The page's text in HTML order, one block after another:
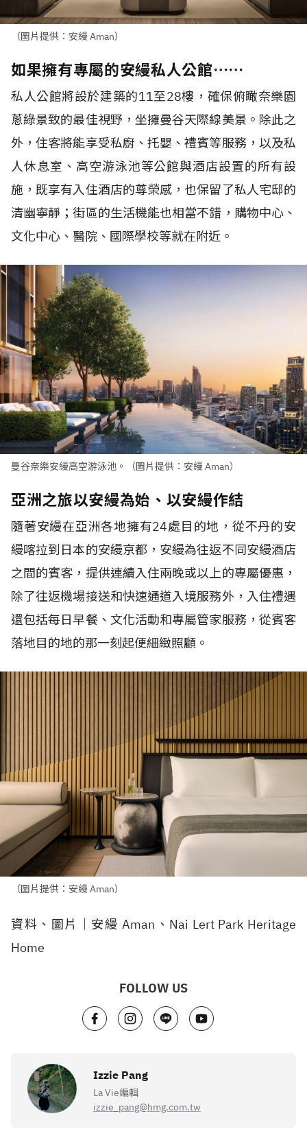
（圖片提供：安縵 Aman）
如果擁有專屬的安縵私人公館⋯⋯
私人公館將設於建築的11至28樓，確保俯瞰奈樂園
蔥綠景致的最佳視野，坐擁曼谷天際線美景。除此之
外，住客將能享受私廚、托嬰、禮賓等服務，以及私
人休息室、高空游泳池等公館與酒店設置的所有設
施，既享有入住酒店的尊榮感，也保留了私人宅邸的
清幽寧靜；街區的生活機能也相當不錯，購物中心、
文化中心、醫院、國際學校等就在附近。
曼谷奈樂安縵高空游泳池。（圖片提供：安縵 Aman）
亞洲之旅以安縵為始、以安縵作結
隨著安縵在亞洲各地擁有24處目的地，從不丹的安
縵喀拉到日本的安縵京都，安縵為往返不同安縵酒店
之間的賓客，提供連續入住兩晚或以上的專屬優惠，
除了往返機場接送和快速通道入境服務外，入住禮遇
還包括每日早餐、文化活動和專屬管家服務，從賓客
落地目的地的那一刻起便細緻照顧。
（圖片提供：安縵 Aman）
資料、圖片｜安縵 Aman、Nai Lert Park Heritage
Home
FOLLOW US
Izzie Pang
La Vie編輯
izzie_pang@hmg.com.tw